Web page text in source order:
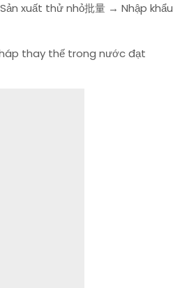
xuất thử nhỏ批量 → Nhập khẩu
thay thế trong nước đạt